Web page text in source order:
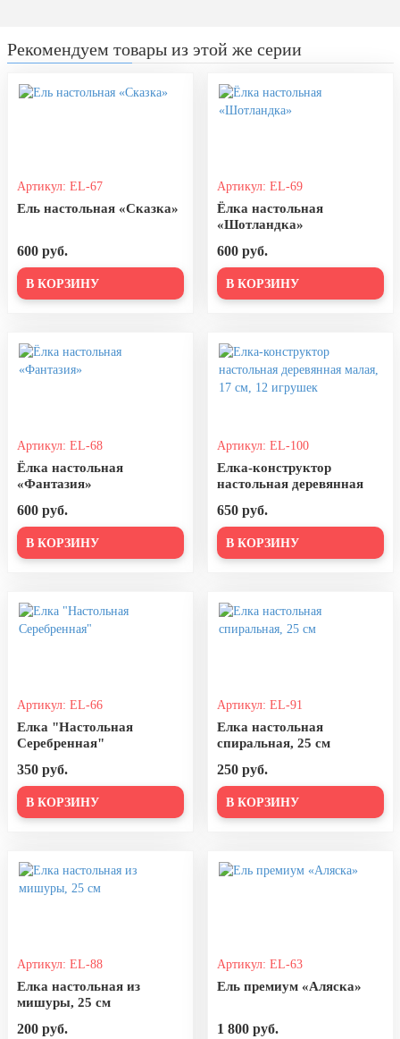
14 февраля, День Святого
Валентина
15 февраля, День памяти о
Отечества
1 марта, День Бабушек
день
27 марта, День театра
Апрель, Месячник по
благоустройству
Светлая Пасха
12 апреля, День космонавтики
культурного наследия
1 мая, праздник Весны и Труда
9 мая, День Победы
28 мая, День пограничника
1 июня, День защиты детей
12 июня, День России
День медицинского работника
22 июня, День памяти и скорби
Выпускной для школ и ВУЗов
3 июля, День ГАИ (ГИБДД)
8 июля, День Семьи Любви и
Рекомендуем товары из этой же серии
Артикул: EL-67
Ель настольная «Сказка»
600 руб.
В КОРЗИНУ
Артикул: EL-69
Ёлка настольная
«Шотландка»
600 руб.
В КОРЗИНУ
Артикул: EL-68
Ёлка настольная
«Фантазия»
600 руб.
В КОРЗИНУ
Артикул: EL-100
Елка-конструктор
настольная деревянная
650 руб.
В КОРЗИНУ
Артикул: EL-66
Елка "Настольная
Серебренная"
350 руб.
В КОРЗИНУ
Артикул: EL-91
Елка настольная
спиральная, 25 см
250 руб.
В КОРЗИНУ
Артикул: EL-88
Елка настольная из
мишуры, 25 см
200 руб.
Артикул: EL-63
Ель премиум «Аляска»
1 800 руб.